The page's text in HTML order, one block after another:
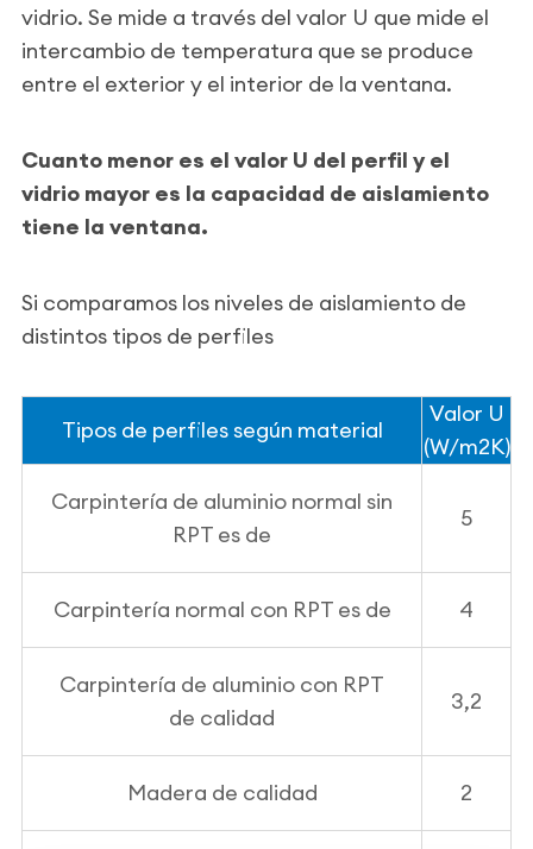
vidrio. Se mide a través del valor U que mide el
intercambio de temperatura que se produce
entre el exterior y el interior de la ventana.
Cuanto menor es el valor U del perfil y el
vidrio mayor es la capacidad de aislamiento
tiene la ventana.
Si comparamos los niveles de aislamiento de
distintos tipos de perfiles
Tipos de perfiles según material
Valor U
(W/m2K)
Carpintería de aluminio normal sin
RPT es de
5
Carpintería normal con RPT es de 4
Carpintería de aluminio con RPT
de calidad
3,2
Madera de calidad 2